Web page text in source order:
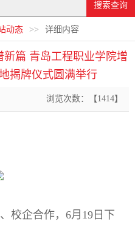
动态 >> 详细内容
篇 青岛工程职业学院增
揭牌仪式圆满举行
浏览次数：【1414】
企合作，6月19日下